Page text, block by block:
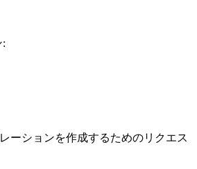
:
ーションを作成するためのリクエス